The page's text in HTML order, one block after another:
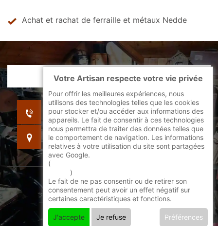
Achat et rachat de ferraille et métaux Nedde
indisponible
indisponible
indisponible
©2022 - 2026 Tout droit réservé -
Mentions légales
Votre Artisan respecte votre vie privée
Pour offrir les meilleures expériences, nous
utilisons des technologies telles que les cookies
pour stocker et/ou accéder aux informations des
appareils. Le fait de consentir à ces technologies
nous permettra de traiter des données telles que
le comportement de navigation. Les informations
relatives à votre utilisation du site sont partagées
avec Google.
(
)
Le fait de ne pas consentir ou de retirer son
consentement peut avoir un effet négatif sur
certaines caractéristiques et fonctions.
J'accepte Je refuse Préférences